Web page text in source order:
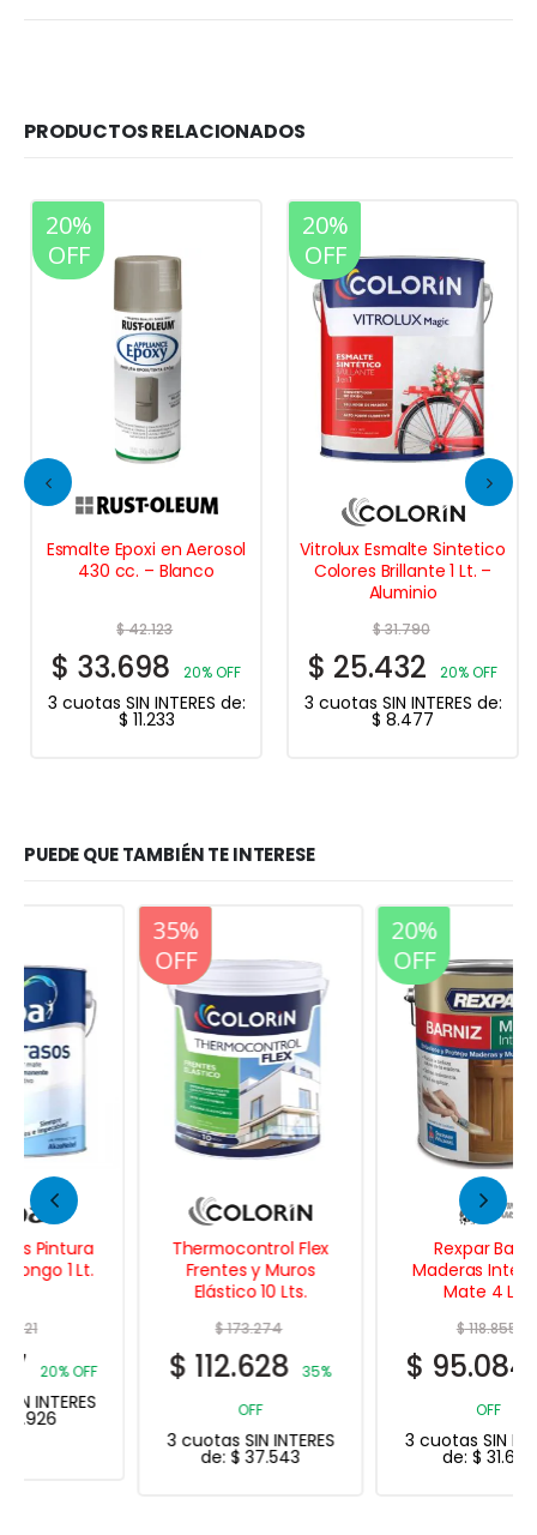
PRODUCTOS RELACIONADOS
20%
OFF
Esmalte Epoxi en Aerosol
430 cc. – Blanco
$42.123
$ 33.698 20% OFF
3 cuotas SIN INTERES de:
$ 11.233
20%
OFF
Vitrolux Esmalte Sintetico
Colores Brillante 1 Lt. –
Aluminio
$31.790
$ 25.432 20% OFF
3 cuotas SIN INTERES de:
$ 8.477
PUEDE QUE TAMBIÉN TE INTERESE
OFF
OFF
Thermocontrol Flex
Frentes y Muros
Elástico 10 Lts.
$112.628
35%
3 cuotas SIN INTERES
OFF
Rexpar Barniz
Maderas Interiores
$95.084
20%
3 cuotas SIN INTERES